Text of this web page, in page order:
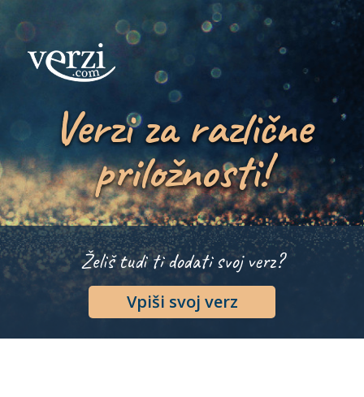
Verzi za različne
priložnosti!
Želiš tudi ti dodati svoj verz?
Vpiši svoj verz